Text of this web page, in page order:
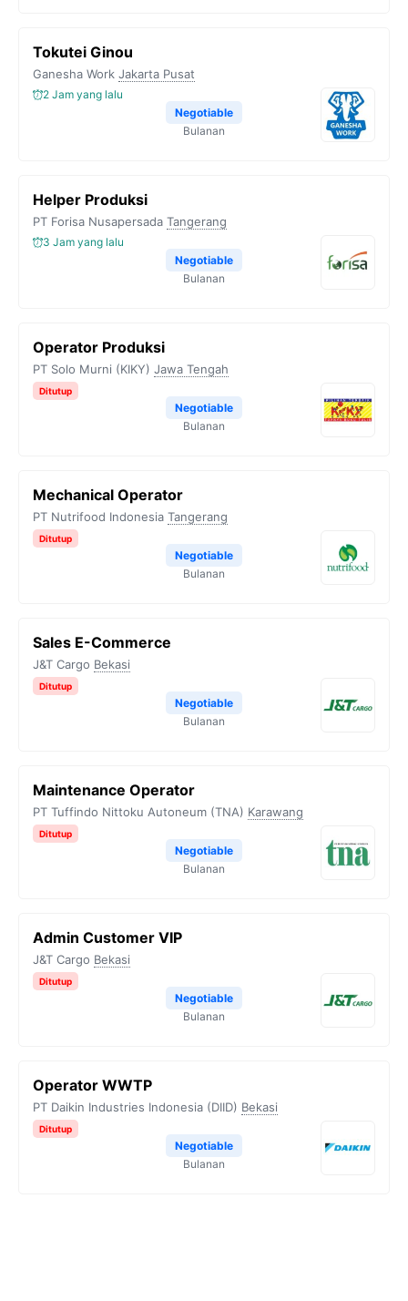
Tokutei Ginou
Ganesha Work Jakarta Pusat
2 Jam yang lalu
Negotiable
Bulanan
Helper Produksi
PT Forisa Nusapersada Tangerang
3 Jam yang lalu
Negotiable
Bulanan
Operator Produksi
PT Solo Murni (KIKY) Jawa Tengah
Ditutup
Negotiable
Bulanan
Mechanical Operator
PT Nutrifood Indonesia Tangerang
Ditutup
Negotiable
Bulanan
Sales E-Commerce
J&T Cargo Bekasi
Ditutup
Negotiable
Bulanan
Maintenance Operator
PT Tuffindo Nittoku Autoneum (TNA) Karawang
Ditutup
Negotiable
Bulanan
Admin Customer VIP
J&T Cargo Bekasi
Ditutup
Negotiable
Bulanan
Operator WWTP
PT Daikin Industries Indonesia (DIID) Bekasi
Ditutup
Negotiable
Bulanan